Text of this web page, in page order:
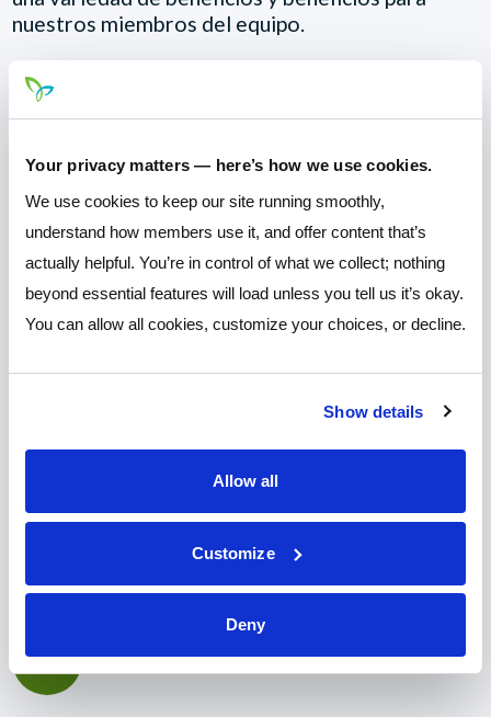
Your privacy matters — here’s how we use cookies.
We use cookies to keep our site running smoothly,
understand how members use it, and offer content that’s
actually helpful. You’re in control of what we collect; nothing
beyond essential features will load unless you tell us it’s okay.
You can allow all cookies, customize your choices, or decline.
Show details
Allow all
Customize
Deny
nuestros miembros del equipo.
Compensación competitiva
Programa de Asistencia al Empleado
Proporcionamos evaluación, asesoramiento a corto plazo,
remisión, consulta de gestión y servicios de entrenamiento a
nuestros empleados como parte de nuestro programa de